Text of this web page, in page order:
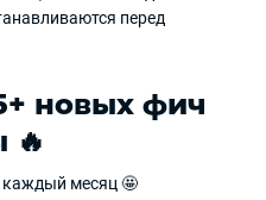
перед
новых фич
🔥
каждый месяц 🤩